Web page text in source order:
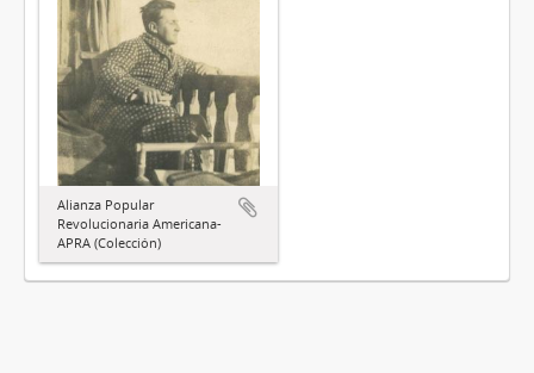
Alianza Popular
Revolucionaria Americana-
APRA (Colección)